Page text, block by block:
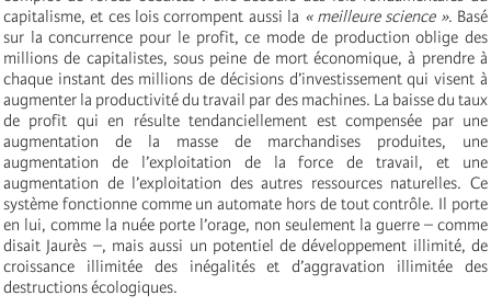
capitalisme, et ces lois corrompent aussi la « meilleure science ». Basé
sur la concurrence pour le profit, ce mode de production oblige des
millions de capitalistes, sous peine de mort économique, à prendre à
chaque instant des millions de décisions d’investissement qui visent à
augmenter la productivité du travail par des machines. La baisse du taux
de profit qui en résulte tendanciellement est compensée par une
augmentation de la masse de marchandises produites, une
augmentation de l’exploitation de la force de travail, et une
augmentation de l’exploitation des autres ressources naturelles. Ce
système fonctionne comme un automate hors de tout contrôle. Il porte
en lui, comme la nuée porte l’orage, non seulement la guerre – comme
disait Jaurès –, mais aussi un potentiel de développement illimité, de
croissance illimitée des inégalités et d’aggravation illimitée des
destructions écologiques.